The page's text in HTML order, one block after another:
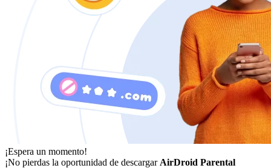
¡Espera un momento!
¡No pierdas la oportunidad de descargar AirDroid Parental